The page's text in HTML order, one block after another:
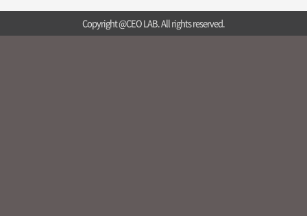
Copyright @CEO LAB. All rights reserved.